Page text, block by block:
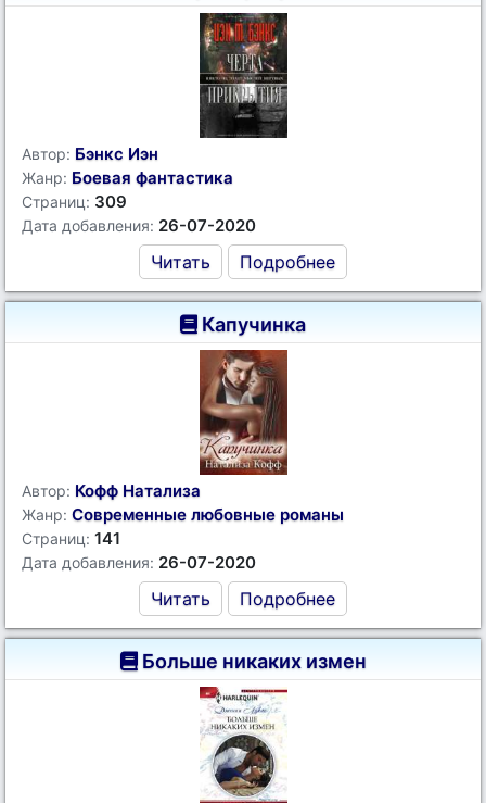
Автор: Бэнкс Иэн
Жанр: Боевая фантастика
Страниц: 309
Дата добавления: 26-07-2020
Читать Подробнее
Капучинка
Автор: Кофф Натализа
Жанр: Современные любовные романы
Страниц: 141
Дата добавления: 26-07-2020
Читать Подробнее
Больше никаких измен